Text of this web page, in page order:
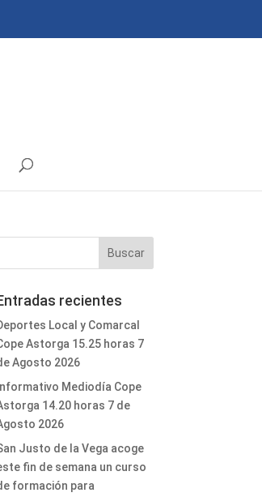
recientes
Local y Comarcal
Astorga 15.25 horas 7
Agosto 2026
Informativo Mediodía Cope
14.20 horas 7 de
2026
Justo de la Vega acoge
fin de semana un curso
formación para